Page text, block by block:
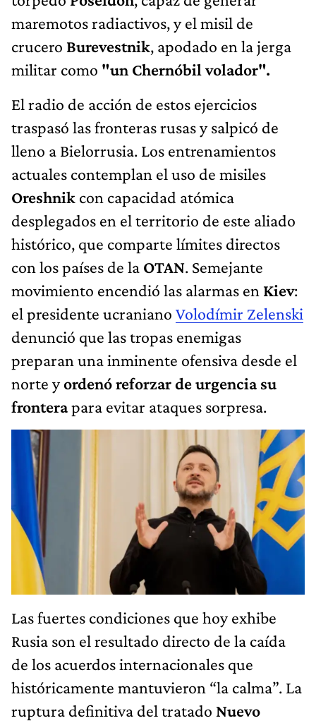
maremotos radiactivos, y el misil de
crucero Burevestnik, apodado en la jerga
militar como "un Chernóbil volador".
El radio de acción de estos ejercicios
traspasó las fronteras rusas y salpicó de
lleno a Bielorrusia. Los entrenamientos
actuales contemplan el uso de misiles
Oreshnik con capacidad atómica
desplegados en el territorio de este aliado
histórico, que comparte límites directos
con los países de la OTAN. Semejante
movimiento encendió las alarmas en Kiev:
el presidente ucraniano Volodímir Zelenski
denunció que las tropas enemigas
preparan una inminente ofensiva desde el
norte yordenó reforzar de urgencia su
fronterapara evitar ataques sorpresa.
Las fuertes condiciones que hoy exhibe
Rusia son el resultado directo de la caída
de los acuerdos internacionales que
históricamente mantuvieron “la calma”. La
ruptura definitiva del tratado Nuevo